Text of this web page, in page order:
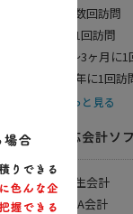
月数回訪問
月1回訪問
2〜3ヶ月に
半年に1回訪
もっと見る
対応会計ソ
弥生会計
PCA会計